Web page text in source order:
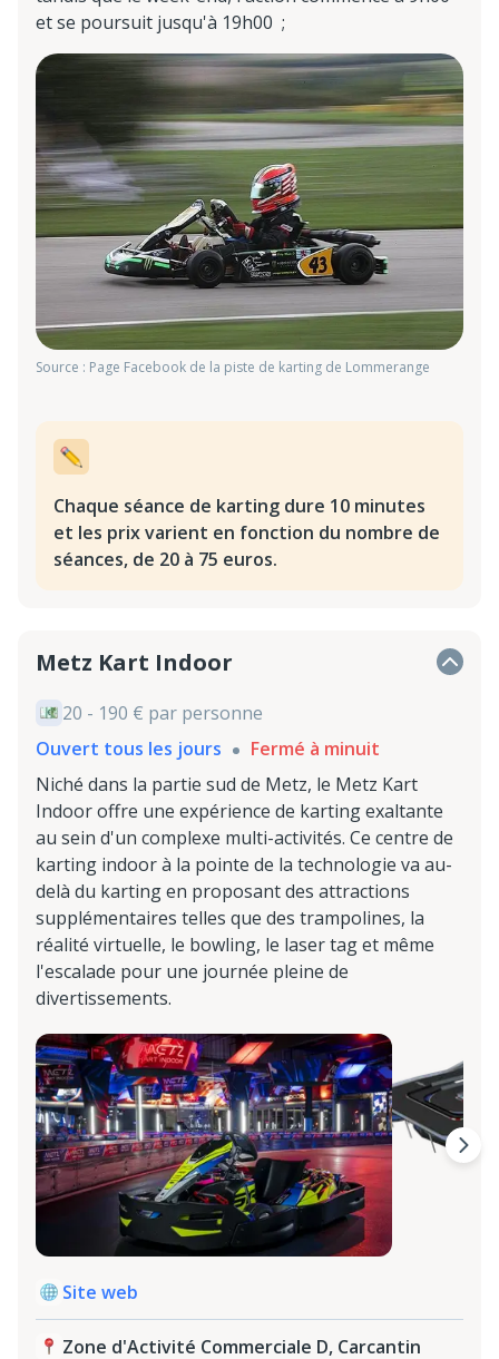
et se poursuit jusqu'à 19h00 ;
Source : Page Facebook de la piste de karting de Lommerange
Chaque séance de karting dure 10 minutes
et les prix varient en fonction du nombre de
séances, de 20 à 75 euros.
Metz Kart Indoor
20 - 190 € par personne
Ouvert tous les jours
Fermé à minuit
Niché dans la partie sud de Metz, le Metz Kart
Indoor offre une expérience de karting exaltante
au sein d'un complexe multi-activités. Ce centre de
karting indoor à la pointe de la technologie va au-
delà du karting en proposant des attractions
supplémentaires telles que des trampolines, la
réalité virtuelle, le bowling, le laser tag et même
l'escalade pour une journée pleine de
divertissements.
Site web
Zone d'Activité Commerciale D, Carcantin